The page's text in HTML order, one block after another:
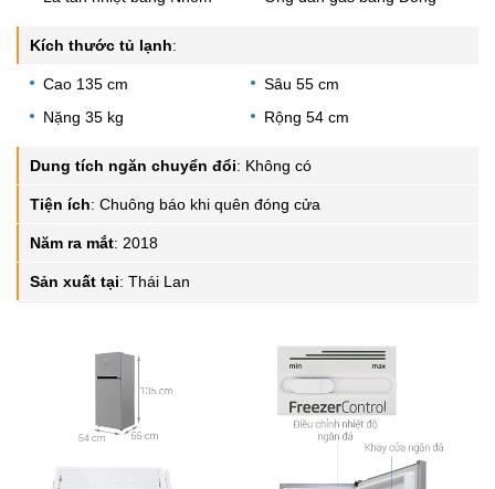
Kích thước tủ lạnh:
Cao 135 cm
Sâu 55 cm
Nặng 35 kg
Rộng 54 cm
Dung tích ngăn chuyển đổi: Không có
Tiện ích: Chuông báo khi quên đóng cửa
Năm ra mắt: 2018
Sản xuất tại: Thái Lan